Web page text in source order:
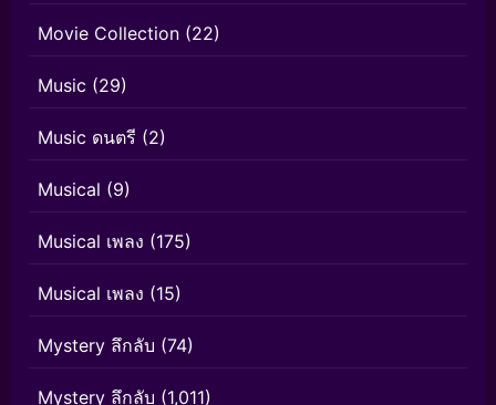
Movie Collection (22)
Music (29)
Music ดนตรี (2)
Musical (9)
Musical เพลง (175)
Musical เพลง (15)
Mystery ลึกลับ (74)
Mystery ลึกลับ (1,011)